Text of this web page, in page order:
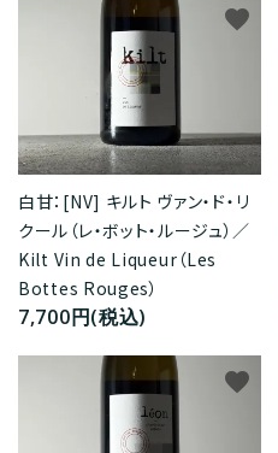
白甘：[NV] キルト ヴァン・ド・リ
クール（レ・ボット・ルージュ）／
Kilt Vin de Liqueur（Les
Bottes Rouges）
7,700円(税込)
favorite
favorite